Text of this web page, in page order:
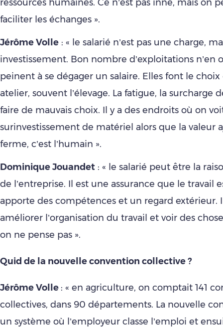
ressources humaines. Ce n’est pas inné, mais on
faciliter les échanges ».
Jérôme Volle : « le salarié n’est pas une charge,
investissement. Bon nombre d’exploitations n’en
peinent à se dégager un salaire. Elles font le choix
atelier, souvent l’élevage. La fatigue, la surcharge
faire de mauvais choix. Il y a des endroits où on
surinvestissement de matériel alors que la valeur
ferme, c’est l’humain ».
Dominique Jouandet : « le salarié peut être la
de l’entreprise. Il est une assurance que le travail
apporte des compétences et un regard extérieur.
améliorer l’organisation du travail et voir des
on ne pense pas ».
Quid de la nouvelle convention collective ?
Jérôme Volle : « en agriculture, on comptait 141
collectives, dans 90 départements. La nouvelle
un système où l’employeur classe l’emploi et